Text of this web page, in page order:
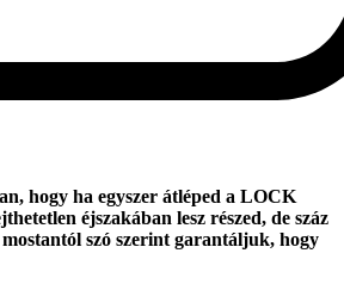
hogy ha egyszer átléped a LOCK
éjszakában lesz részed, de száz
szó szerint garantáljuk, hogy